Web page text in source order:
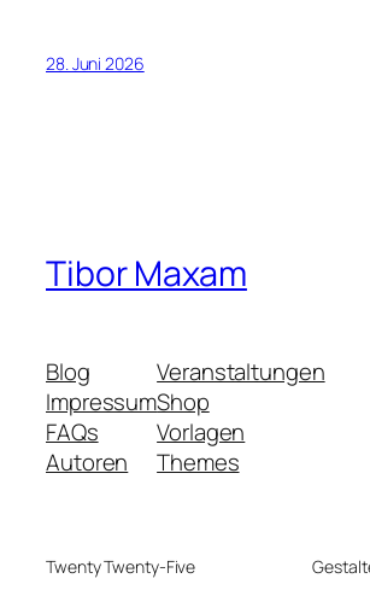
28. Juni 2026
Tibor Maxam
Blog
Impressum
FAQs
Autoren
Veranstaltungen
Shop
Vorlagen
Themes
Twenty Twenty-Five